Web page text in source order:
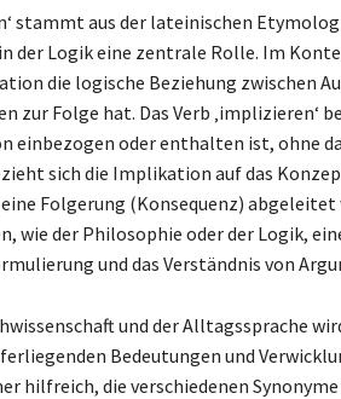
stammt aus der lateinischen
der Logik eine zentrale Rolle. Im
die logische Beziehung zwischen
zur Folge hat. Das Verb ‚implizieren‘
einbezogen oder enthalten ist, ohne
sich die Implikation auf das
Folgerung (Konsequenz) abgeleitet
wie der Philosophie oder der Logik,
und das Verständnis von
und der Alltagssprache
Bedeutungen und
hilfreich, die verschiedenen